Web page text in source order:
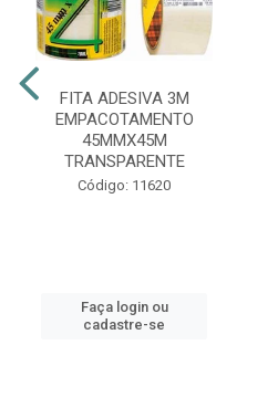
FITA ADESIVA 3M
EMPACOTAMENTO
45MMX45M
TRANSPARENTE
Código: 11620
Faça login ou
cadastre-se